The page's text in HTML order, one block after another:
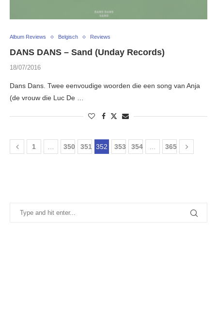
Album Reviews Belgisch Reviews
DANS DANS – Sand (Unday Records)
18/07/2016
Dans Dans. Twee eenvoudige woorden die een song van Anja
(de vrouw die Luc De …
1 … 350 351 352 353 354 … 365